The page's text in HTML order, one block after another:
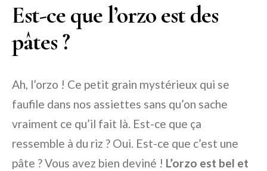
Est-ce que l’orzo est des
pâtes ?
Ah, l’orzo ! Ce petit grain mystérieux qui se
faufile dans nos assiettes sans qu’on sache
vraiment ce qu’il fait là. Est-ce que ça
ressemble à du riz ? Oui. Est-ce que c’est une
pâte ? Vous avez bien deviné ! L’orzo est bel et